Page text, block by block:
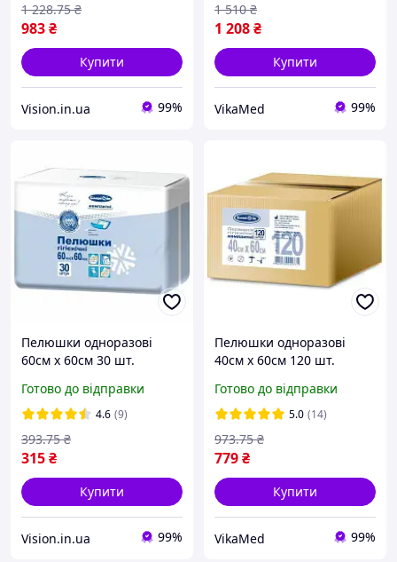
983₴
1 228.75 ₴
Купити
Vision.in.ua 99%
1 208₴
1 510 ₴
Купити
VikaMed 99%
Пелюшки одноразові
60см х 60см 30 шт.
Готово до відправки
4.6 (9)
315₴
393.75 ₴
Купити
Vision.in.ua 99%
Пелюшки одноразові
40см х 60см 120 шт.
Готово до відправки
5.0 (14)
779₴
973.75 ₴
Купити
VikaMed 99%